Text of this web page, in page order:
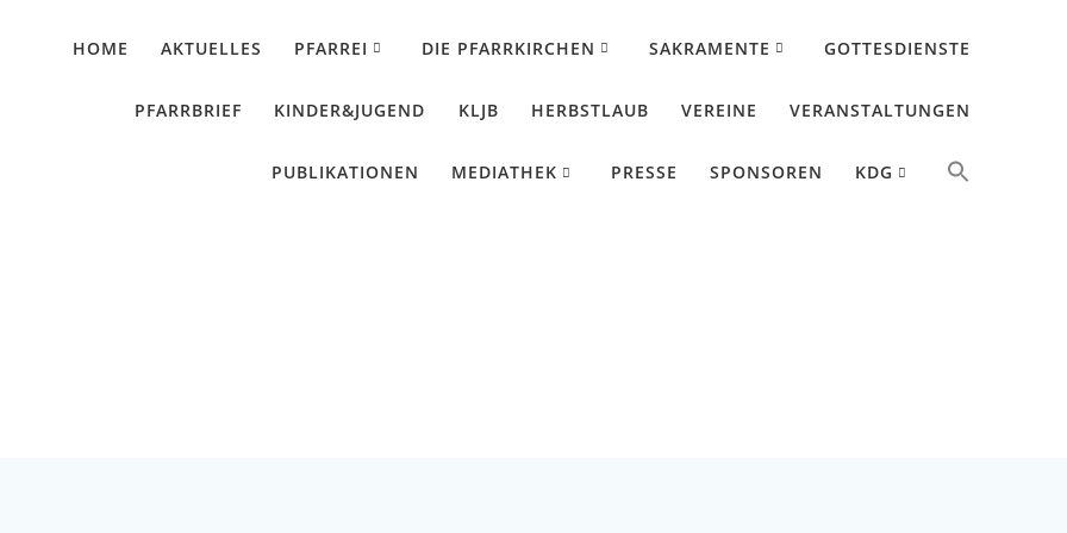
HOME AKTUELLES PFARREI DIE PFARRKIRCHEN SAKRAMENTE GOTTESDIENSTE
PFARRBRIEF KINDER&JUGEND KLJB HERBSTLAUB VEREINE VERANSTALTUNGEN
PUBLIKATIONEN MEDIATHEK PRESSE SPONSOREN KDG